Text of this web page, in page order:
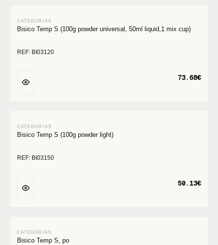
Bisico Temp S (100g powder universal, 50ml liquid,1 mix cup)
REF: BI03120
73.68€
Bisico Temp S (100g powder light)
REF: BI03150
50.13€
Bisico Temp S, po